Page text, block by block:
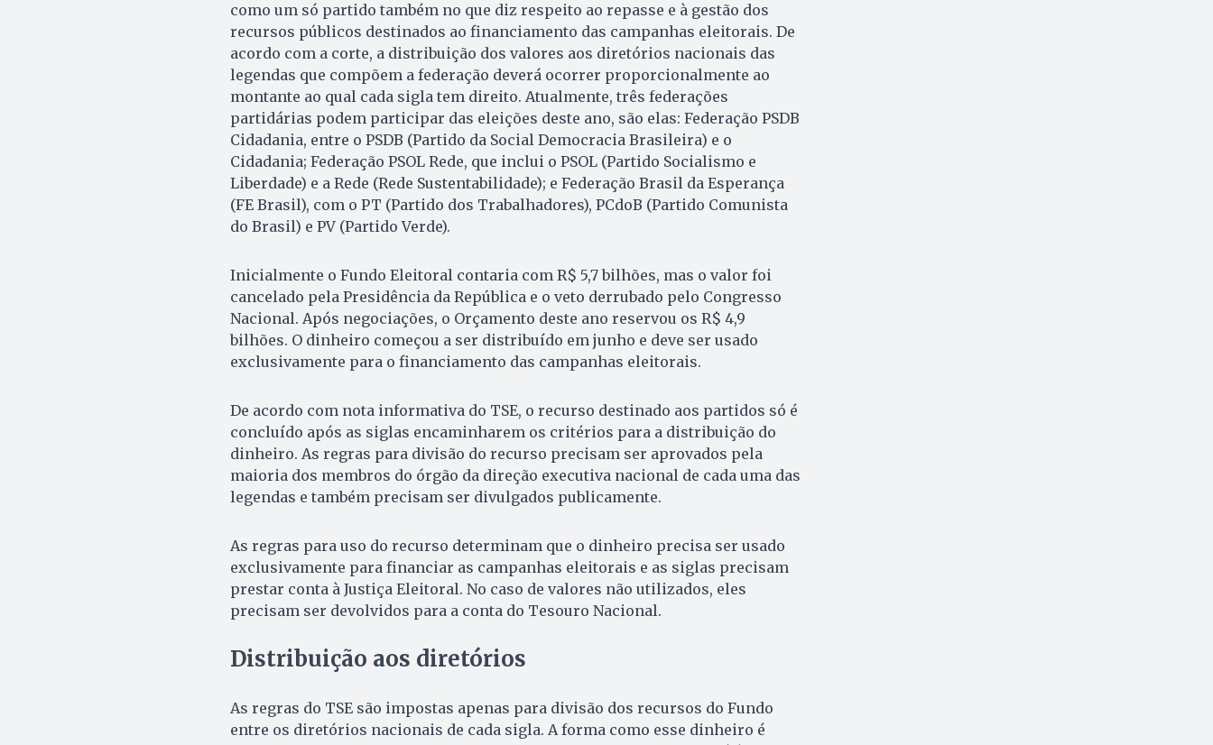
como um só partido também no que diz respeito ao repasse e à gestão dos
recursos públicos destinados ao financiamento das campanhas eleitorais. De
acordo com a corte, a distribuição dos valores aos diretórios nacionais das
legendas que compõem a federação deverá ocorrer proporcionalmente ao
montante ao qual cada sigla tem direito. Atualmente, três federações
partidárias podem participar das eleições deste ano, são elas: Federação PSDB
Cidadania, entre o PSDB (Partido da Social Democracia Brasileira) e o
Cidadania; Federação PSOL Rede, que inclui o PSOL (Partido Socialismo e
Liberdade) e a Rede (Rede Sustentabilidade); e Federação Brasil da Esperança
(FE Brasil), com o PT (Partido dos Trabalhadores), PCdoB (Partido Comunista
do Brasil) e PV (Partido Verde).
Inicialmente o Fundo Eleitoral contaria com R$ 5,7 bilhões, mas o valor foi
cancelado pela Presidência da República e o veto derrubado pelo Congresso
Nacional. Após negociações, o Orçamento deste ano reservou os R$ 4,9
bilhões. O dinheiro começou a ser distribuído em junho e deve ser usado
exclusivamente para o financiamento das campanhas eleitorais.
De acordo com nota informativa do TSE, o recurso destinado aos partidos só é
concluído após as siglas encaminharem os critérios para a distribuição do
dinheiro. As regras para divisão do recurso precisam ser aprovados pela
maioria dos membros do órgão da direção executiva nacional de cada uma das
legendas e também precisam ser divulgados publicamente.
As regras para uso do recurso determinam que o dinheiro precisa ser usado
exclusivamente para financiar as campanhas eleitorais e as siglas precisam
prestar conta à Justiça Eleitoral. No caso de valores não utilizados, eles
precisam ser devolvidos para a conta do Tesouro Nacional.
Distribuição aos diretórios
As regras do TSE são impostas apenas para divisão dos recursos do Fundo
entre os diretórios nacionais de cada sigla. A forma como esse dinheiro é